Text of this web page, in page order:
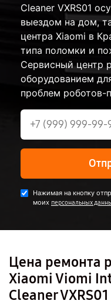
Cleaner VXRS01
выездом на дом,
центра Xiaomi в
типа поломки и
Сервисный центр
оборудованием
проблем роботов-
Нажимая на кнопку
моих персональных
Цена ремонта
Xiaomi Viomi
Cleaner